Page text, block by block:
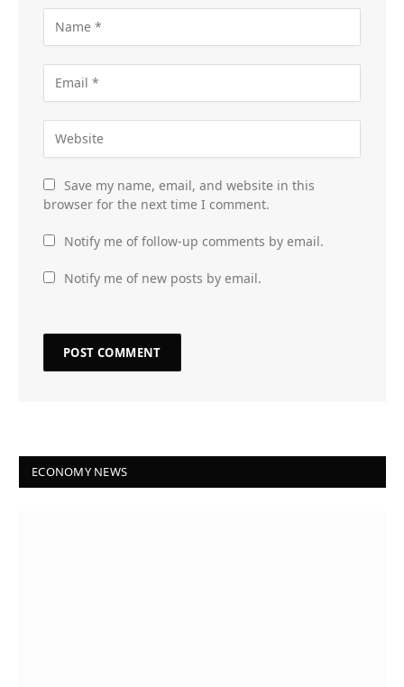
Save my name, email, and website in this
browser for the next time I comment.
Notify me of follow-up comments by email.
Notify me of new posts by email.
ECONOMY NEWS